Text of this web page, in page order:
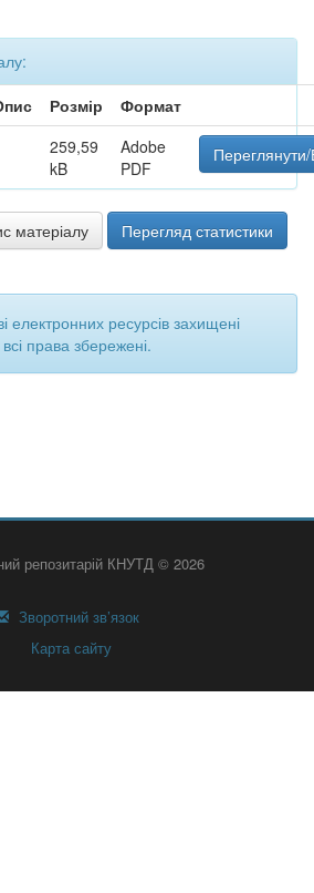
Розмір
Формат
259,59
kB
Adobe
PDF
Переглянути/
матеріалу Перегляд статистики
електронних ресурсів захищені
права збережені.
репозитарій КНУТД © 2026
Зворотний зв’язок
Карта сайту